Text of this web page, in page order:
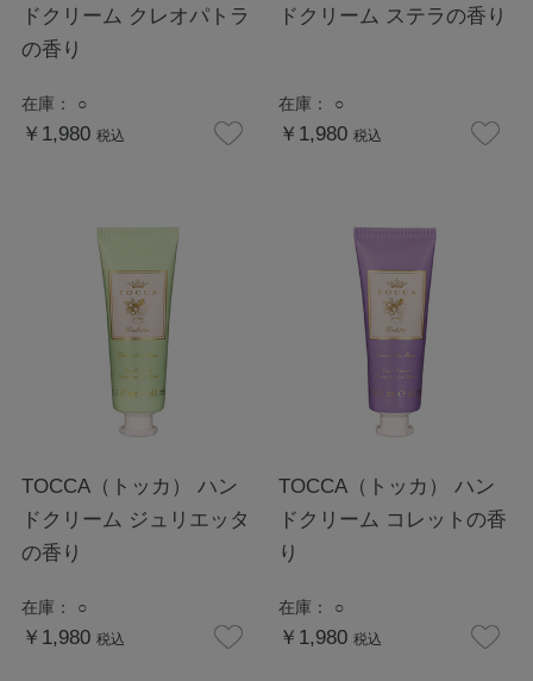
ドクリーム クレオパトラ
の香り
在庫： ○
￥1,980 税込
ドクリーム ステラの香り
在庫： ○
￥1,980 税込
TOCCA（トッカ） ハン
ドクリーム ジュリエッタ
の香り
在庫： ○
￥1,980 税込
TOCCA（トッカ） ハン
ドクリーム コレットの香
り
在庫： ○
￥1,980 税込